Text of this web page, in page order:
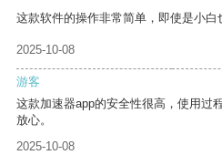
这款软件的操作非常简单，即使是小白
2025-10-08
游客
这款加速器app的安全性很高，使用过
放心。
2025-10-08